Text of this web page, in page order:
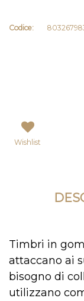
Codice:
Wishlist
Timbri in
attaccano ai
bisogno di
utilizzano